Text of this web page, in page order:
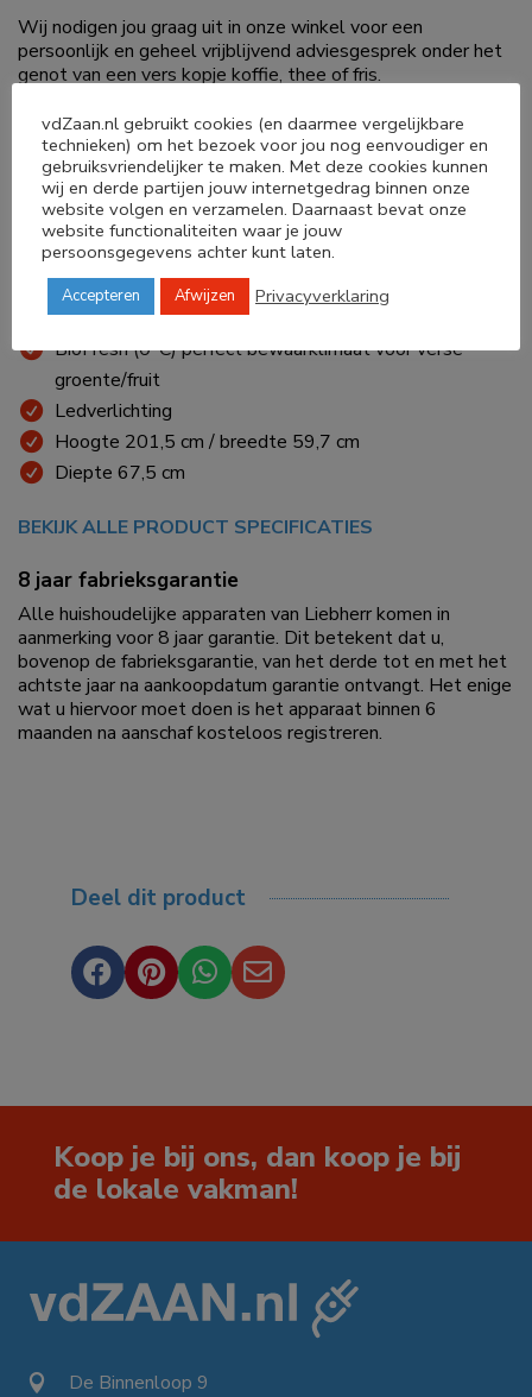
Wij nodigen jou graag uit in onze winkel voor een
persoonlijk en geheel vrijblijvend adviesgesprek onder het
genot van een vers kopje koffie, thee of fris.
Winkelen op afspraak? Plan hier je bezoek!
258 liter koelen
103 liter vriezen
Geschikt voor onverwarmde ruimtes (>0°C)
Energieverbruik 116kWh/annum
Geluidsniveau 33dB
GlassLine draagplateaus
BioFresh (0°C) perfect bewaarklimaat voor verse
groente/fruit
Ledverlichting
Hoogte 201,5 cm / breedte 59,7 cm
Diepte 67,5 cm
BEKIJK ALLE PRODUCT SPECIFICATIES
8 jaar fabrieksgarantie
Alle huishoudelijke apparaten van Liebherr komen in
aanmerking voor 8 jaar garantie. Dit betekent dat u,
bovenop de fabrieksgarantie, van het derde tot en met het
achtste jaar na aankoopdatum garantie ontvangt. Het enige
wat u hiervoor moet doen is het apparaat binnen 6
maanden na aanschaf kosteloos registreren.
Deel dit product
   
Koop je bij ons, dan koop je bij
de lokale vakman!
 De Binnenloop 9
vdZaan.nl gebruikt cookies (en daarmee vergelijkbare
technieken) om het bezoek voor jou nog eenvoudiger en
gebruiksvriendelijker te maken. Met deze cookies kunnen
wij en derde partijen jouw internetgedrag binnen onze
website volgen en verzamelen. Daarnaast bevat onze
website functionaliteiten waar je jouw
persoonsgegevens achter kunt laten.
Accepteren Afwijzen Privacyverklaring